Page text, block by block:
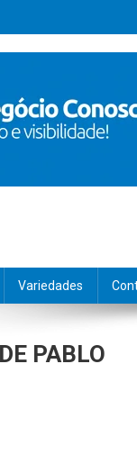
Variedades
PABLO